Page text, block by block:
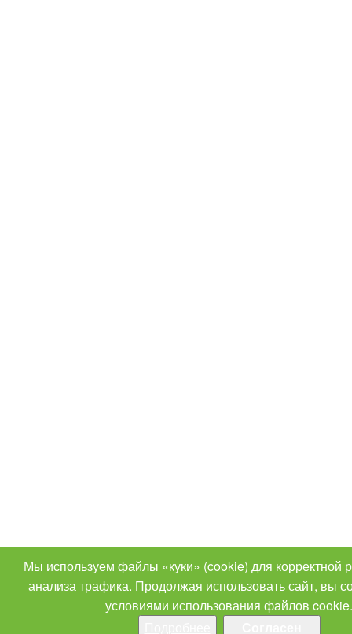
Мы используем файлы «куки» (cookie) для корректной
анализа трафика. Продолжая использовать сайт, вы
условиями использования файлов cookie.